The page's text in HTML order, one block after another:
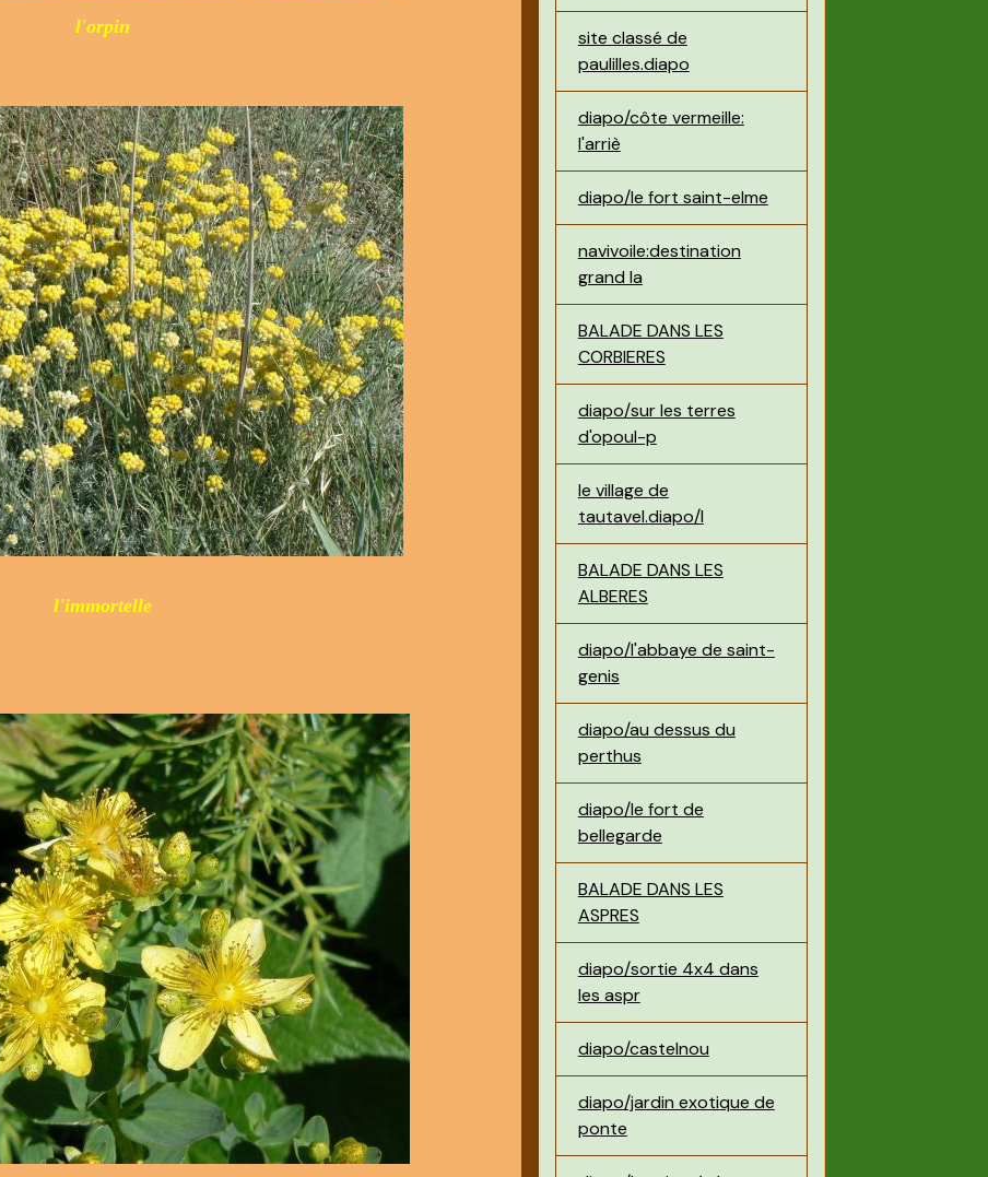
l'orpin
l'immortelle
site classé de
paulilles.diapo
diapo/côte vermeille:
l'arriè
diapo/le fort saint-elme
navivoile:destination
grand la
BALADE DANS LES
CORBIERES
diapo/sur les terres
d'opoul-p
le village de
tautavel.diapo/l
BALADE DANS LES
ALBERES
diapo/l'abbaye de saint-
genis
diapo/au dessus du
perthus
diapo/le fort de
bellegarde
BALADE DANS LES
ASPRES
diapo/sortie 4x4 dans
les aspr
diapo/castelnou
diapo/jardin exotique de
ponte